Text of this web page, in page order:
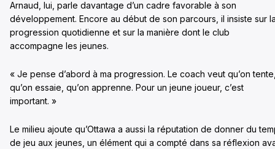
Arnaud, lui, parle davantage d’un cadre favorable à son
développement. Encore au début de son parcours, il insiste sur
progression quotidienne et sur la manière dont le club
accompagne les jeunes.
« Je pense d’abord à ma progression. Le coach veut qu’on
qu’on essaie, qu’on apprenne. Pour un jeune joueur, c’est
important. »
Le milieu ajoute qu’Ottawa a aussi la réputation de donner du
de jeu aux jeunes, un élément qui a compté dans sa réflexion